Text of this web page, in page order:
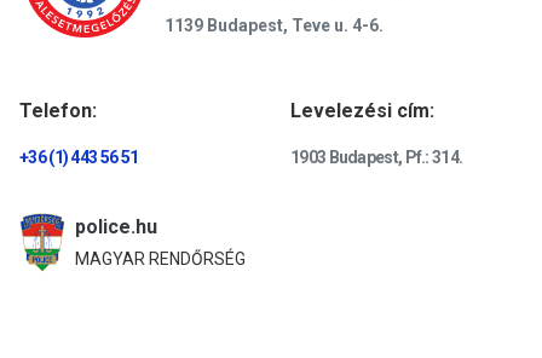
1139 Budapest, Teve u. 4-6.
Telefon:
+36 (1) 443 56 51
Levelezési cím:
1903 Budapest, Pf.: 314.
police.hu
MAGYAR RENDŐRSÉG